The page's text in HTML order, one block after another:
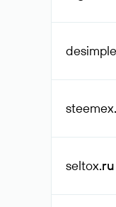
desimple
steemex
seltox.ru